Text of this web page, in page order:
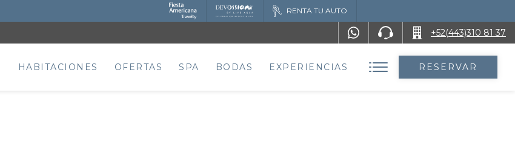
RENTA TU AUTO
+52(443)310 81 37
HABITACIONES OFERTAS SPA BODAS EXPERIENCIAS RESERVAR